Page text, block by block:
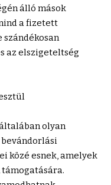
álló mások
a fizetett
szándékosan
az elszigeteltség
olyan
bevándorlási
közé esnek, amelyek